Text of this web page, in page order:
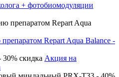
+ фотобиомодуляции
Repart Aqua Balance -
Акция на